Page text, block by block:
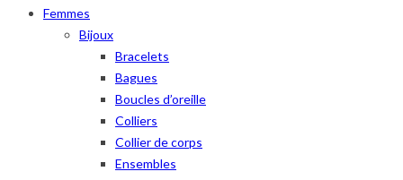
Femmes
Bijoux
Bracelets
Bagues
Boucles d’oreille
Colliers
Collier de corps
Ensembles